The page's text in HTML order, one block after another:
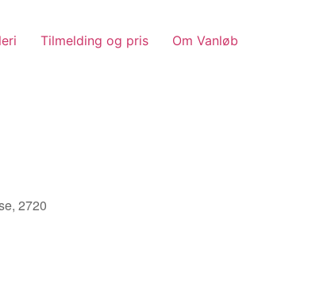
Tilmelding og pris Om Vanløb
2720